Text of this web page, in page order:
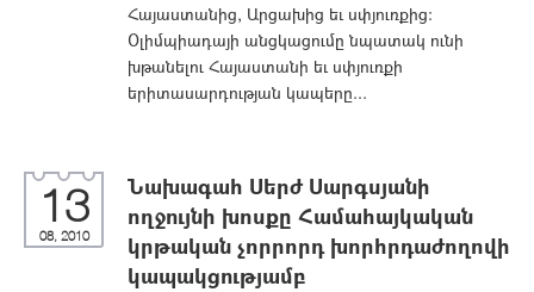
Հայաստանից, Արցախից եւ սփյուռքից:
Օլիմպիադայի անցկացումը նպատակ ունի
խթանելու Հայաստանի եւ սփյուռքի
երիտասարդության կապերը...
13
08, 2010
Նախագահ Սերժ Սարգսյանի
ողջույնի խոսքը Համահայկական
կրթական չորրորդ խորհրդաժողովի
կապակցությամբ